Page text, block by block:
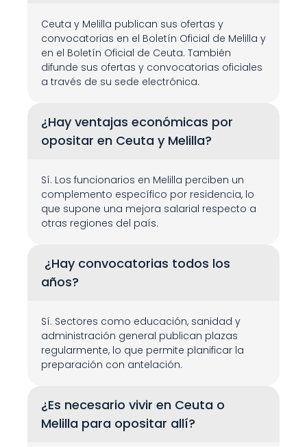
Ceuta y Melilla publican sus ofertas y
convocatorias en el Boletín Oficial de Melilla y
en el Boletín Oficial de Ceuta. También
difunde sus ofertas y convocatorias oficiales
a través de su sede electrónica.
¿Hay ventajas económicas por
opositar en Ceuta y Melilla?
Sí. Los funcionarios en Melilla perciben un
complemento específico por residencia, lo
que supone una mejora salarial respecto a
otras regiones del país.
¿Hay convocatorias todos los
años?
Sí. Sectores como educación, sanidad y
administración general publican plazas
regularmente, lo que permite planificar la
preparación con antelación.
¿Es necesario vivir en Ceuta o
Melilla para opositar allí?